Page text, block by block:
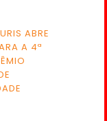
ABRE
A 4ª